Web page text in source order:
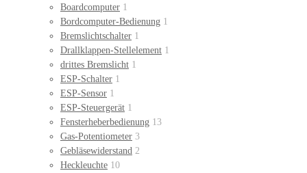
Boardcomputer 1
Bordcomputer-Bedienung 1
Bremslichtschalter 1
Drallklappen-Stellelement 1
drittes Bremslicht 1
ESP-Schalter 1
ESP-Sensor 1
ESP-Steuergerät 1
Fensterheberbedienung 13
Gas-Potentiometer 3
Gebläsewiderstand 2
Heckleuchte 10